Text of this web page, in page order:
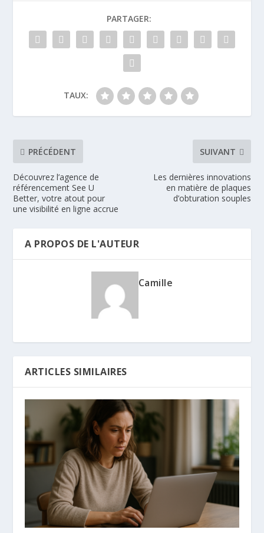
PARTAGER:
TAUX:
PRÉCÉDENT
Découvrez l’agence de
référencement See U
Better, votre atout pour
une visibilité en ligne accrue
SUIVANT
Les dernières innovations
en matière de plaques
d’obturation souples
A PROPOS DE L'AUTEUR
Camille
ARTICLES SIMILAIRES